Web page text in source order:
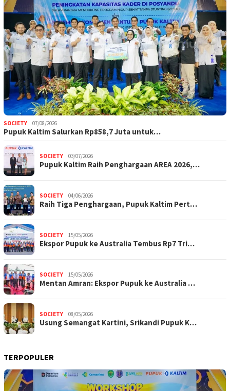
SOCIETY 07/08/2026
Pupuk Kaltim Salurkan Rp858,7 Juta untuk…
SOCIETY 03/07/2026
Pupuk Kaltim Raih Penghargaan AREA 2026,…
SOCIETY 04/06/2026
Raih Tiga Penghargaan, Pupuk Kaltim Pert…
SOCIETY 15/05/2026
Ekspor Pupuk ke Australia Tembus Rp7 Tri…
SOCIETY 15/05/2026
Mentan Amran: Ekspor Pupuk ke Australia …
SOCIETY 08/05/2026
Usung Semangat Kartini, Srikandi Pupuk K…
TERPOPULER